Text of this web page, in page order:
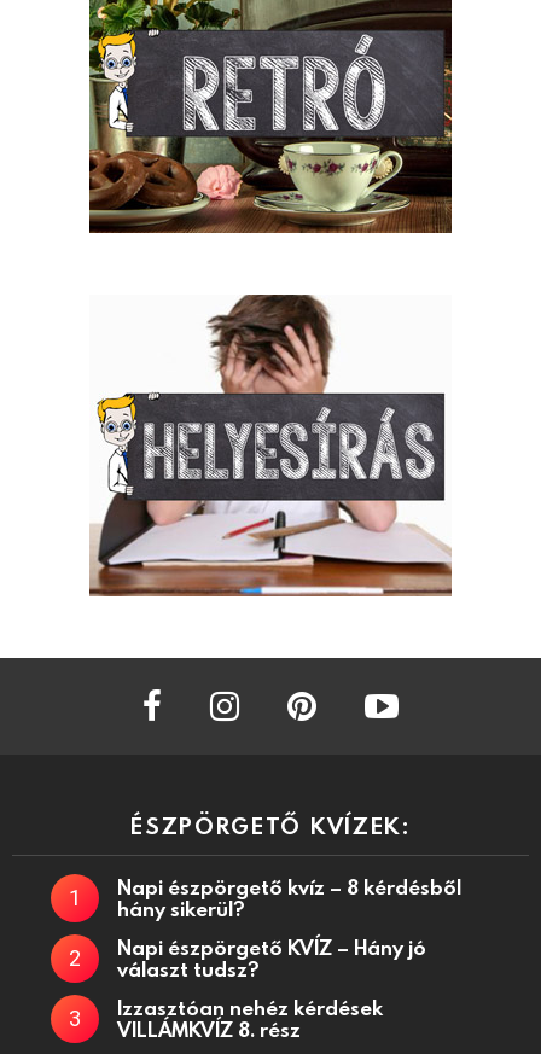
facebook instagram
ÉSZPÖRGETŐ KVÍZEK:
Napi észpörgető kvíz – 8 kérdésből
hány sikerül?
Napi észpörgető KVÍZ – Hány jó
választ tudsz?
Izzasztóan nehéz kérdések
VILLÁMKVÍZ 8. rész